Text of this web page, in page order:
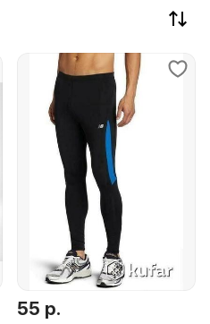
55 р.